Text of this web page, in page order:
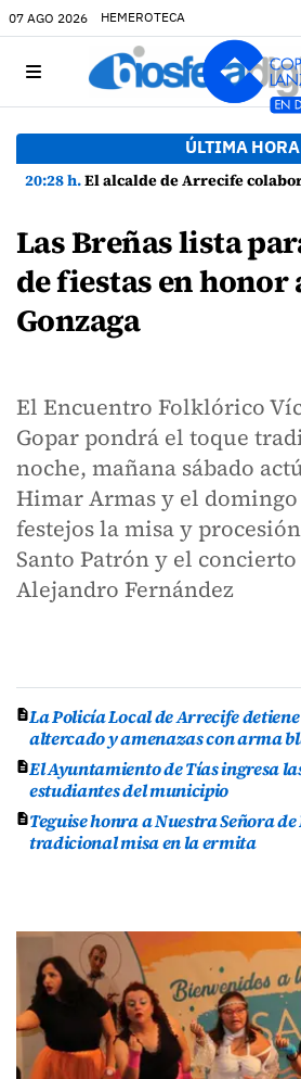
07 AGO 2026 HEMEROTECA
ÚLTIMA HORA
20:28 h.El alcalde de Arrecife colabora para sofocar un
Las Breñas lista
de fiestas en honor
Gonzaga
El Encuentro Folklórico
Gopar pondrá el toque
noche, mañana sábado
Himar Armas y el
festejos la misa y
Santo Patrón y el
Alejandro Fernández
La Policía Local de Arrecife
altercado y amenazas con arma
El Ayuntamiento de Tías ingresa
estudiantes del municipio
Teguise honra a Nuestra Señora de
tradicional misa en la ermita